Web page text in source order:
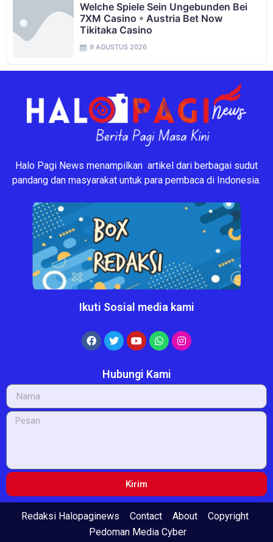
Welche Spiele Sein Ungebunden Bei
7XM Casino ◦ Austria Bet Now
Tikitaka Casino
9 AGUSTUS 2026
Halo Pagi News menampilkan artikel dari berbagai sudut
pandang dan masyarakat untuk para pembaca di Indonesia.
Ikuti Sosial media kami
Hubungi Kami
Kirim
Redaksi Halopaginews Contact About
Copyright
Pedoman Media Cyber